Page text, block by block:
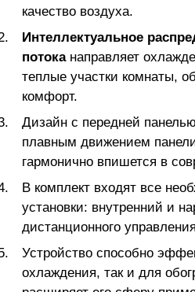
качество воздуха.
Интеллектуальное
потоканаправляет
теплые участки комнаты,
комфорт.
Дизайн с передней
плавным движением
гармонично впишется в
В комплект входят все
установки: внутренний и
дистанционного
Устройство способно
охлаждения, так и для